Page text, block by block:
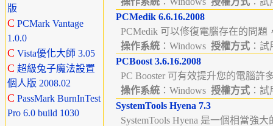
版
C PCMark Vantage
1.0.0
C Vista優化大師 3.05
C 超級兔子魔法設置
個人版 2008.02
C PassMark BurnInTest
Pro 6.0 build 1030
PCMedik 6.6.16.2008
PCMedik 可以修復電腦存在的問
操作系統 ：Windows 授權方式 ：
PCBoost 3.6.16.2008
PC Booster 可有效提升您的電腦
操作系統 ：Windows 授權方式 ：
SystemTools Hyena 7.3
SystemTools Hyena 是一個相當強大